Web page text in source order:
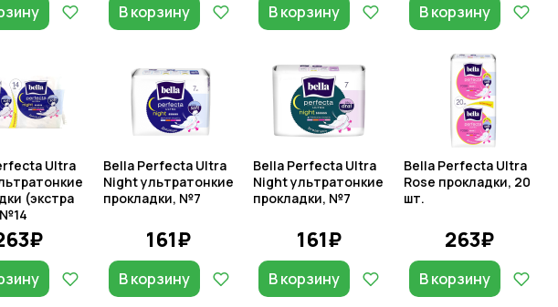
В корзину В корзину В корзину
Ultra
(экстра
Bella Perfecta Ultra
Night ультратонкие
прокладки, №7
161₽
В корзину
Bella Perfecta Ultra
Night ультратонкие
прокладки, №7
161₽
В корзину
Bella Perfecta Ultra
Rose прокладки, 20
шт.
263₽
В корзину